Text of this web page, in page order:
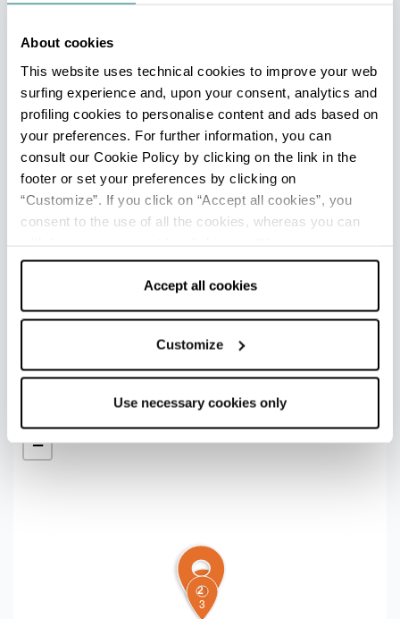
About cookies
This website uses technical cookies to improve your web
surfing experience and, upon your consent, analytics and
profiling cookies to personalise content and ads based on
your preferences. For further information, you can
consult our Cookie Policy by clicking on the link in the
footer or set your preferences by clicking on
“Customize”. If you click on “Accept all cookies”, you
consent to the use of all the cookies, whereas you can
cookies only” and only the technical cookies for the
correct functioning of the website will be used.
Accept all cookies
Customize
Use necessary cookies only
ovest in direzione della Strada Statale Adriatica (che
facilmente il
Da qui, da aprile a novembre, partonovisite
guidatealla scoperta di quest’ambiente unico, di
elevatissimo interesse naturalistico, paesaggistico e
storico.
L’antica Salina Camillone
, l’unica salina rimasta
quando il sistema di produzione divenne industriale,
è ancora oggi lavorata artigianalmente con attrezzi in
legno ed è parte integrante del Museo del Sale.
Curiosità
Da giugno a settembre, con partenza dal Centro
Visite, si può assistere alla dimostrazione del lavoro
Gruppo Culturale Civiltà Salinara,
1
2
3
−